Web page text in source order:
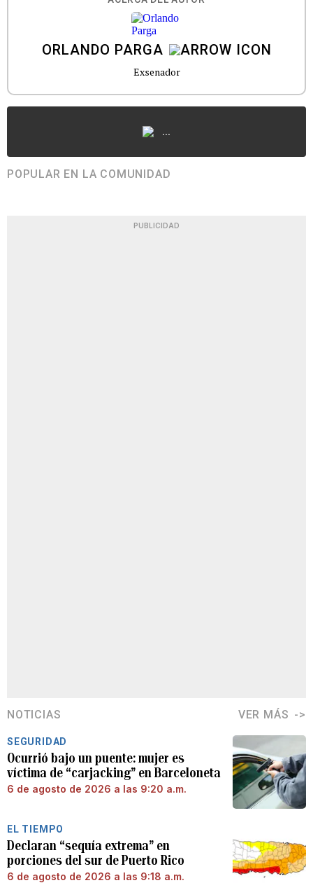
ORLANDO PARGA
Exsenador
...
POPULAR EN LA COMUNIDAD
PUBLICIDAD
NOTICIAS VER MÁS
SEGURIDAD
Ocurrió bajo un puente: mujer es
víctima de “carjacking” en Barceloneta
6 de agosto de 2026 a las 9:20 a.m.
EL TIEMPO
Declaran “sequía extrema” en
porciones del sur de Puerto Rico
6 de agosto de 2026 a las 9:18 a.m.